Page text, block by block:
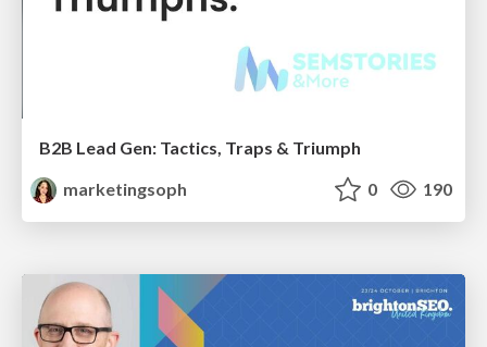
B2B Lead Gen: Tactics, Traps & Triumph
marketingsoph
0 190